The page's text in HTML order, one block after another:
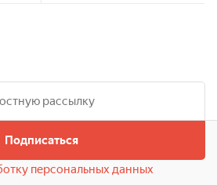
Подписаться
персональных данных